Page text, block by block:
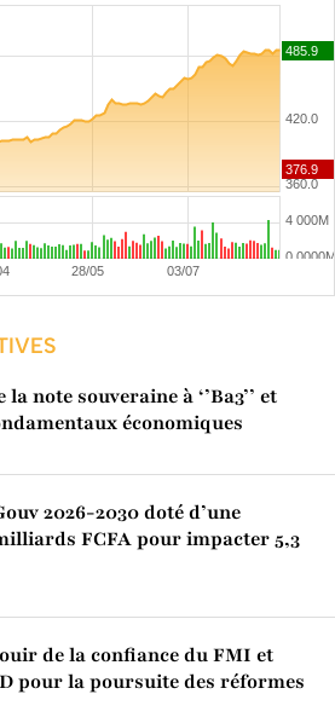
note souveraine à ‘’Ba3’’ et
économiques
2026-2030 doté d’une
FCFA pour impacter 5,3
de la confiance du FMI et
pour la poursuite des réformes